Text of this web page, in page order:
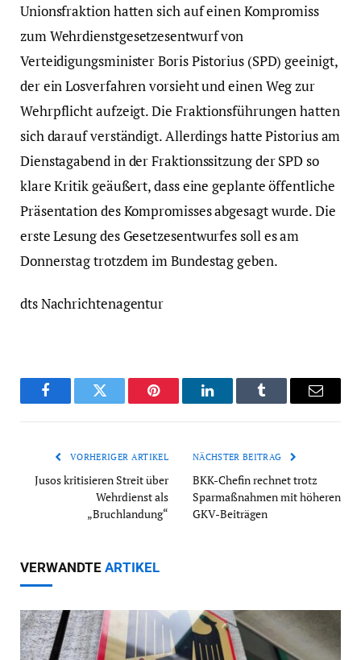
Unionsfraktion hatten sich auf einen Kompromiss
zum Wehrdienstgesetzesentwurf von
Verteidigungsminister Boris Pistorius (SPD) geeinigt,
der ein Losverfahren vorsieht und einen Weg zur
Wehrpflicht aufzeigt. Die Fraktionsführungen hatten
sich darauf verständigt. Allerdings hatte Pistorius am
Dienstagabend in der Fraktionssitzung der SPD so
klare Kritik geäußert, dass eine geplante öffentliche
Präsentation des Kompromisses abgesagt wurde. Die
erste Lesung des Gesetzesentwurfes soll es am
Donnerstag trotzdem im Bundestag geben.
dts Nachrichtenagentur
FacebookTwitter Pinterest LinkedInTumblr Email
VORHERIGER ARTIKEL
Jusos kritisieren Streit über
Wehrdienst als
„Bruchlandung“
NÄCHSTER BEITRAG
BKK-Chefin rechnet trotz
Sparmaßnahmen mit höheren
GKV-Beiträgen
VERWANDTE ARTIKEL